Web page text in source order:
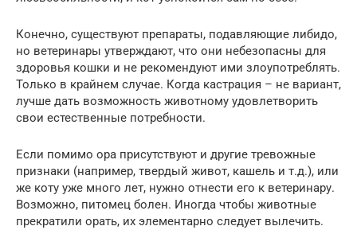
Конечно, существуют препараты, подавляющие либидо,
но ветеринары утверждают, что они небезопасны для
здоровья кошки и не рекомендуют ими злоупотреблять.
Только в крайнем случае. Когда кастрация – не вариант,
лучше дать возможность животному удовлетворить
свои естественные потребности.
Если помимо ора присутствуют и другие тревожные
признаки (например, твердый живот, кашель и т.д.), или
же коту уже много лет, нужно отнести его к ветеринару.
Возможно, питомец болен. Иногда чтобы животные
прекратили орать, их элементарно следует вылечить.